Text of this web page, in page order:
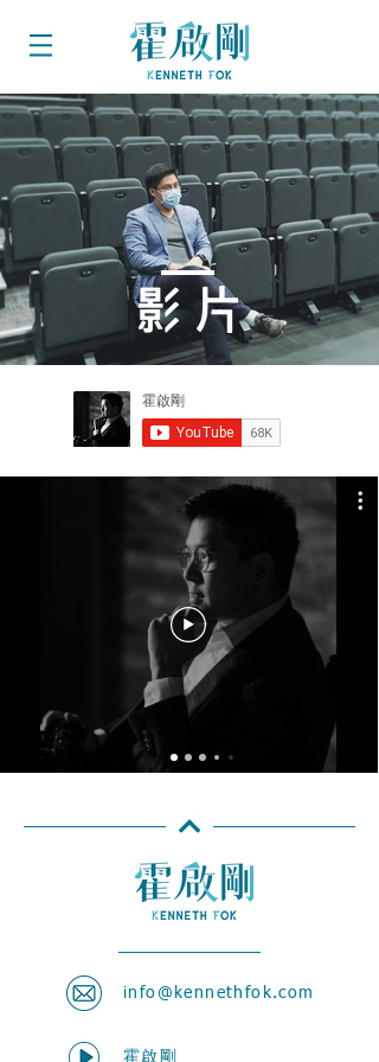
info@kennethfok.com
霍啟剛